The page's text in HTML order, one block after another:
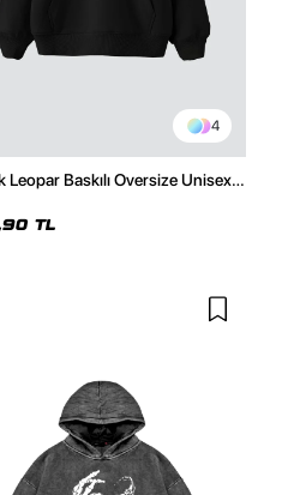
4
Leopar Baskılı Oversize Unisex
TL